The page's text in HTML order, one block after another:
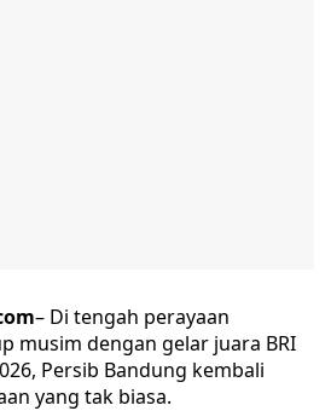
– Di tengah perayaan
musim dengan gelar juara BRI
Persib Bandung kembali
yang tak biasa.